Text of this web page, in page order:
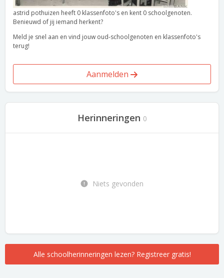
astrid pothuizen heeft 0 klassenfoto's en kent 0 schoolgenoten.
Benieuwd of jij iemand herkent?
Meld je snel aan en vind jouw oud-schoolgenoten en klassenfoto's
terug!
Aanmelden
Herinneringen 0
Niets gevonden
Alle schoolherinneringen lezen? Registreer gratis!